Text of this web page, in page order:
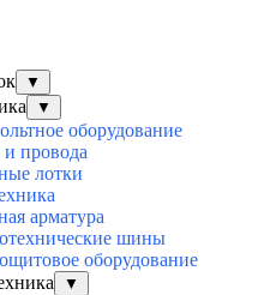
▼
▼
оборудование
провода
лотки
арматура
шины
оборудование
▼